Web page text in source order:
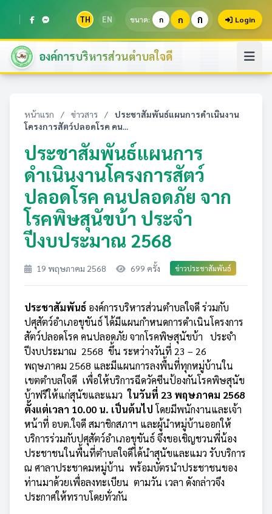
TH EN ขนาด: ก ก ก Login
องค์การบริหารส่วนตำบลใจดี
หน้าแรก / ข่าวสาร /
ประชาสัมพันธ์แผนการดำเนินงาน
โครงการสัตว์ปลอดโรค คน...
ประชาสัมพันธ์แผนการ
ดำเนินงานโครงการสัตว์
ปลอดโรค คนปลอดภัย จาก
โรคพิษสุนัขบ้า ประจำ
ปีงบประมาณ 2568
19 พฤษภาคม 2568 699 ครั้ง ข่าวประชาสัมพันธ์
ประชาสัมพันธ์ องค์การบริหารส่วนตำบลใจดี ร่วมกับ
ปศุสัตว์อำเภอขุขันธ์ ได้มีแผนกำหนดการดำเนินโครงการ
สัตว์ปลอดโรค คนปลอดภัย จากโรคพิษสุนัขบ้า ประจำ
ปีงบประมาณ 2568 ขึ้น ระหว่างวันที่ 23 – 26
พฤษภาคม 2568 และมีแผนการลงพื้นที่ทุกหมู่บ้านใน
เขตตำบลใจดี เพื่อให้บริการฉีดวัคซีนป้องกันโรคพิษสุนัข
บ้าฟรีให้แก่สุนัขและแมวในวันที่ 23 พฤษภาคม 2568
ตั้งแต่เวลา 10.00 น. เป็นต้นไป โดยมีพนักงานและเจ้า
หน้าที่ อบต.ใจดี สมาชิกสภาฯ และผู้นำหมู่บ้านออกให้
บริการร่วมกับปศุสัตว์อำเภอขุขันธ์ จึงขอเชิญชวนพี่น้อง
ประชาชนในพื้นที่ตำบลใจดีได้นำสุนัขและแมว รับบริการ
ณ ศาลาประชาคมหมู่บ้าน พร้อมบัตรนำประชาชนของ
ท่านมาด้วยเพื่อลงทะเบียน ตามวัน เวลา ดังกล่าวจึง
ประกาศให้ทราบโดยทั่วกัน